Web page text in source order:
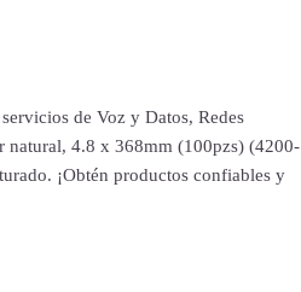
de Voz y Datos, Redes
4.8 x 368mm (100pzs) (4200-
¡Obtén productos confiables y